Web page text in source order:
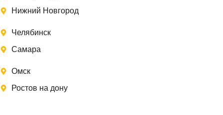
Нижний Новгород
Челябинск
Самара
Омск
Ростов на дону